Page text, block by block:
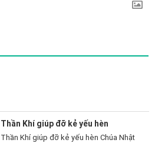
Thần Khí giúp đỡ kẻ yếu hèn
Thần Khí giúp đỡ kẻ yếu hèn Chúa Nhật